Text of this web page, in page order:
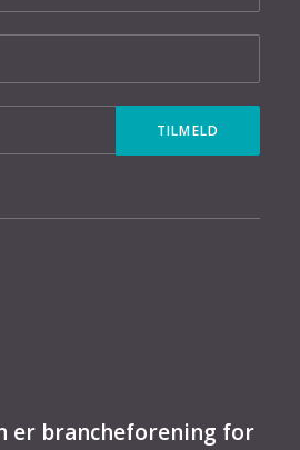
er brancheforening for